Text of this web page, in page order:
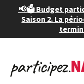
📢🗳️ Budget
Saison 2. La